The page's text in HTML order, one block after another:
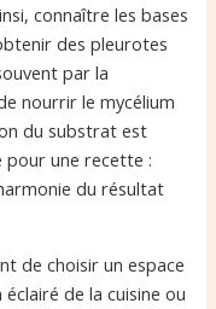
connaître les bases
des pleurotes
par la
nourrir le mycélium
du substrat est
pour une recette :
du résultat
de choisir un espace
de la cuisine ou